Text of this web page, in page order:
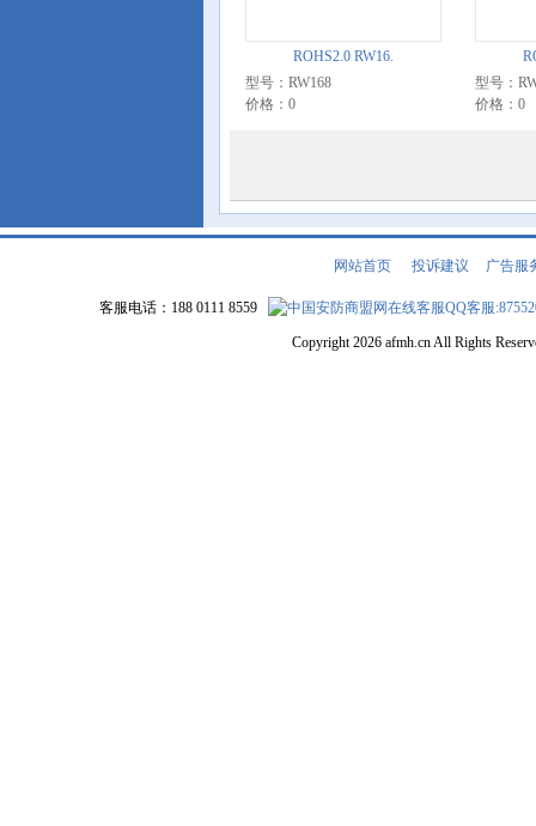
ROHS2.0 RW16.
型号：RW168
价格：0
型号：
价格：0
网站首页| 投诉建议 广告服
客服电话：188 0111 8559 QQ客服
Copyright 2026 afmh.cn All Rights